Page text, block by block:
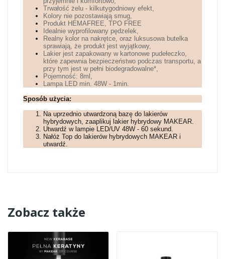
Trwałość żelu - kilkutygodniowy efekt,
Kolory nie pozostawiają smug,
Produkt HEMAFREE, TPO FREE
Idealnie wyprofilowany pędzelek,
Realny kolor na nakrętce, oraz luksusowa butelka
sprawiają, że produkt jest wyjątkowy,
Lakier jest zapakowany w kartonowe pudełeczko,
które zapewnia bezpieczeństwo podczas transportu, a
przy tym jest w pełni biodegradowalne*,
Pojemność: 8ml,
Lampa LED min. 48W - 1min.
Sposób użycia:
Na uprzednio utwardzoną bazę do lakierów
hybrydowych, zaaplikuj lakier hybrydowy MAKEAR.
Utwardź w lampie LED/UV 48W - 60 sekund.
Nałóż Top do lakierów hybrydowych MAKEAR i
utwardź.
Zobacz także